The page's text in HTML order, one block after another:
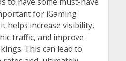
for iGaming
helps increase visibility,
traffic, and improve
This can lead to